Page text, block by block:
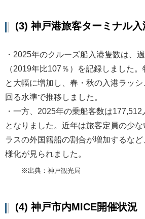
(3) 神戸港旅客ターミナル入
・2025年のクルーズ船入港隻数は、
（2019年比107％）を記録しました
と大幅に増加し、春・秋の入港ラッ
回る水準で推移しました。
・一方、2025年の乗船客数は177,512
となりました。近年は旅客定員の少
ラスの外国籍船の割合が増加するな
様化が見られました。
※出典：神戸観光局
(4) 神戸市内MICE開催状況